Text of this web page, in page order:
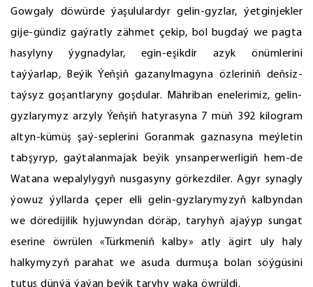
Gowgaly döwürde ýaşululardyr gelin-gyzlar, ýetginjekler
gije-gündiz gaýratly zähmet çekip, bol bugdaý we pagta
hasylyny ýygnadylar, egin-eşikdir azyk önümlerini
taýýarlap, Beýik Ýeňşiň gazanylmagyna özleriniň deňsiz-
taýsyz goşantlaryny goşdular. Mähriban enelerimiz, gelin-
gyzlarymyz arzyly Ýeňşiň hatyrasyna 7 müň 392 kilogram
altyn-kümüş şaý-seplerini Goranmak gaznasyna meýletin
tabşyryp, gaýtalanmajak beýik ynsanperwerligiň hem-de
Watana wepalylygyň nusgasyny görkezdiler. Agyr synagly
ýowuz ýyllarda çeper elli gelin-gyzlarymyzyň kalbyndan
we döredijilik hyjuwyndan döräp, taryhyň ajaýyp sungat
eserine öwrülen «Türkmeniň kalby» atly ägirt uly haly
halkymyzyň parahat we asuda durmuşa bolan söýgüsini
tutuş dünýä ýaýan beýik taryhy waka öwrüldi.